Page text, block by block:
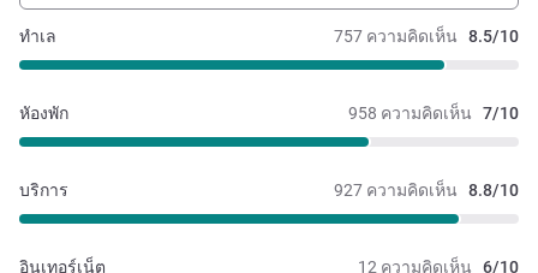
757 ความคิดเห็น 8.5/10
ทำเล
958 ความคิดเห็น 7/10
หัองพัก
927 ความคิดเห็น 8.8/10
บริการ
12 ความคิดเห็น 6/10
อินเทอร์เน็ต